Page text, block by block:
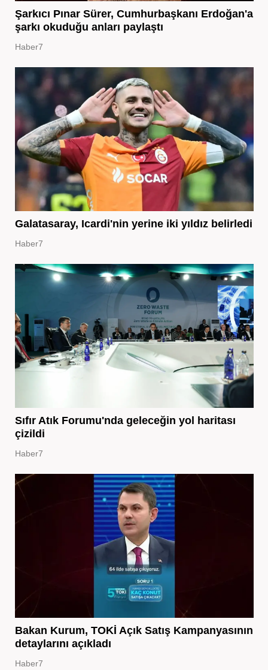
Şarkıcı Pınar Sürer, Cumhurbaşkanı Erdoğan'a
şarkı okuduğu anları paylaştı
Haber7
Galatasaray, Icardi'nin yerine iki yıldız belirledi
Haber7
Sıfır Atık Forumu'nda geleceğin yol haritası
çizildi
Haber7
Bakan Kurum, TOKİ Açık Satış Kampanyasının
detaylarını açıkladı
Haber7